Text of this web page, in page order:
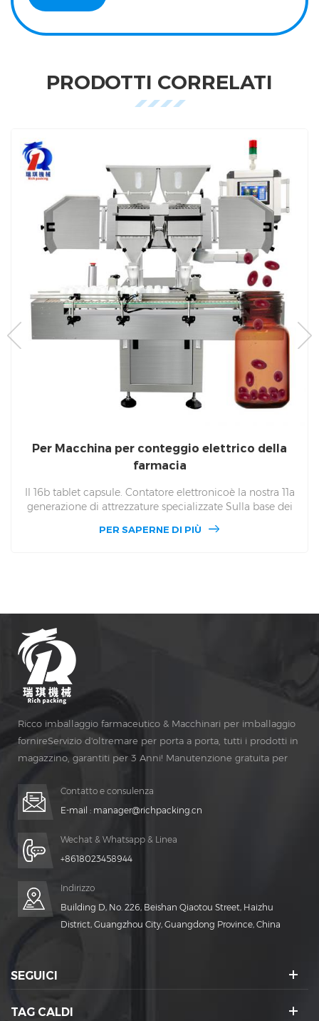
PRODOTTI CORRELATI
Per Macchina per conteggio elettrico della
farmacia
Il 16b tablet capsule. Contatore elettronicoè la nostra 11a
generazione di attrezzature specializzate Sulla base dei
nostro gruppo ha sviluppato il 16b conteggio elettronico
PER SAPERNE DI PIÙ
Ricco imballaggio farmaceutico & Macchinari per imballaggio
fornireServizio d'oltremare per porta a porta, tutti i prodotti in
magazzino, garantiti per 3 Anni! Manutenzione gratuita per
Contatto e consulenza
E-mail : manager@richpacking.cn
Wechat & Whatsapp & Linea
+8618023458944
Indirizzo
Building D, No. 226, Beishan Qiaotou Street, Haizhu
District, Guangzhou City, Guangdong Province, China
SEGUICI
TAG CALDI